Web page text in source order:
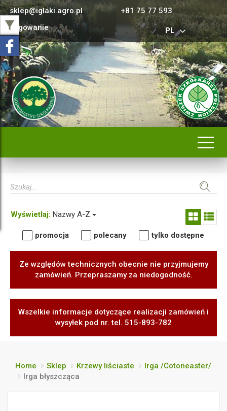
sklep@iglaki.agro.pl
+81 75 77 593
Logowanie
PL
Wyświetlaj: Nazwy A-Z
promocja polecany tylko dostępne
Ze względów technicznych obecnie nie przyjmujemy
zamówień. Przepraszamy za niedogodność.
Wszelkie informacje dotyczące realizacji zamówień i
wysyłek pod nr. tel. 515-893-782
Home Sklep Krzewy liściaste
Irga /Cotoneaster/
Irga błyszcząca